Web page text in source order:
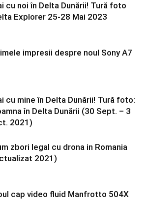
cu noi în Delta Dunării! Tură foto
Explorer 25-28 Mai 2023
impresii despre noul Sony A7
cu mine în Delta Dunării! Tură foto:
în Delta Dunării (30 Sept. – 3
2021)
zbori legal cu drona in Romania
2021)
cap video fluid Manfrotto 504X